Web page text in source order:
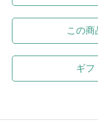
この商
ギフ